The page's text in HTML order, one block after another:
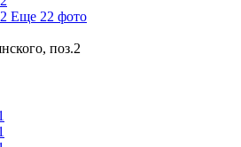
Еще 22 фото
поз.2